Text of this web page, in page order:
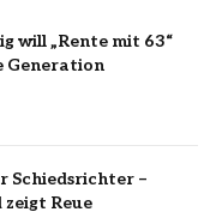
will „Rente mit 63“
Generation
Schiedsrichter –
Reue